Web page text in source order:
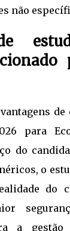
não
de
para
do
o
do
a